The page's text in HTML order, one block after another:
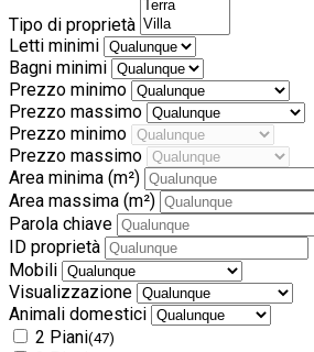
Tipo di proprietà
Letti minimi
Bagni minimi
Prezzo minimo
Prezzo massimo
Prezzo minimo
Prezzo massimo
Area minima (m²)
Area massima (m²)
Parola chiave
ID proprietà
Mobili
Visualizzazione
Animali domestici
2 Piani(47)